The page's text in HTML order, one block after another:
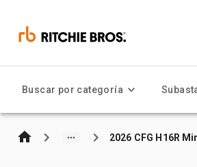
Buscar por categoría
2026 CFG H16R